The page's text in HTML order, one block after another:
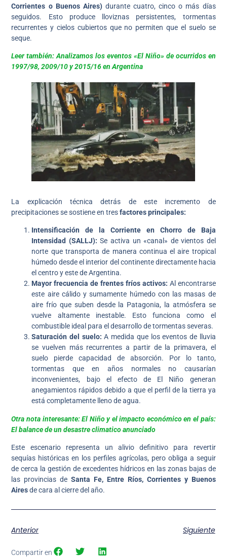
Corrientes o Buenos Aires)durante cuatro, cinco o más días
seguidos. Esto produce lloviznas persistentes, tormentas
recurrentes y cielos cubiertos que no permiten que el suelo se
seque.
Leer también: Analizamos los eventos «El Niño» de ocurridos en
1997/98, 2009/10 y 2015/16 en Argentina
La explicación técnica detrás de este incremento de
precipitaciones se sostiene en tresfactores principales:
Intensificación de la Corriente en Chorro de Baja
Intensidad (SALLJ): Se activa un «canal» de vientos del
norte que transporta de manera continua el aire tropical
húmedo desde el interior del continente directamente hacia
el centro y este de Argentina.
Mayor frecuencia de frentes fríos activos: Al encontrarse
este aire cálido y sumamente húmedo con las masas de
aire frío que suben desde la Patagonia, la atmósfera se
vuelve altamente inestable. Esto funciona como el
combustible ideal para el desarrollo de tormentas severas.
Saturación del suelo: A medida que los eventos de lluvia
se vuelven más recurrentes a partir de la primavera, el
suelo pierde capacidad de absorción. Por lo tanto,
tormentas que en años normales no causarían
inconvenientes, bajo el efecto de El Niño generan
anegamientos rápidos debido a que el perfil de la tierra ya
está completamente lleno de agua.
Otra nota interesante: El Niño y el impacto económico en el país:
El balance de un desastre climatico anunciado
Este escenario representa un alivio definitivo para revertir
sequías históricas en los perfiles agrícolas, pero obliga a seguir
de cerca la gestión de excedentes hídricos en las zonas bajas de
las provincias deSanta Fe, Entre Ríos, Corrientes y Buenos
Airesde cara al cierre del año.
Anterior Siguiente
Compartir en